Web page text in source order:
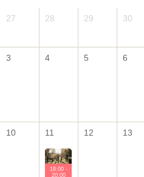
27 28 29 30
3 4 5 6
10 11 12 13
18:00 -
20:00